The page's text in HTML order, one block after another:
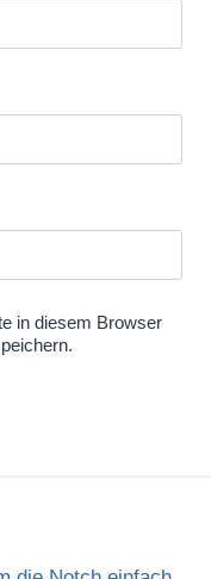
in diesem Browser